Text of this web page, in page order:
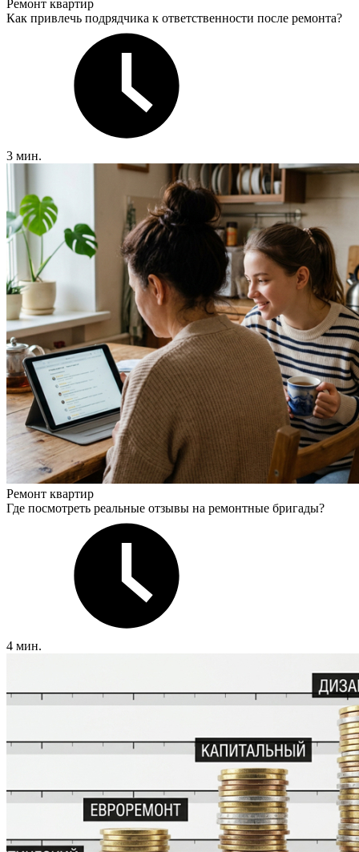
Ремонт квартир
Как привлечь подрядчика к ответственности после ремонта?
3 мин.
Ремонт квартир
Где посмотреть реальные отзывы на ремонтные бригады?
4 мин.